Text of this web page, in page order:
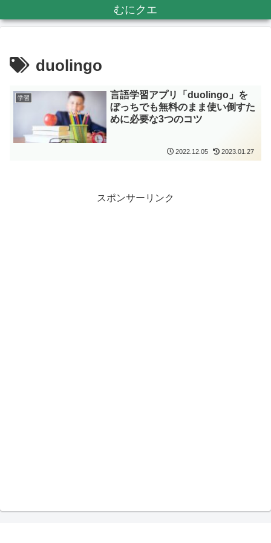
むにクエ
duolingo
学習
言語学習アプリ「duolingo」を
ぼっちでも無料のまま使い倒すた
めに必要な3つのコツ
2022.12.05 2023.01.27
スポンサーリンク